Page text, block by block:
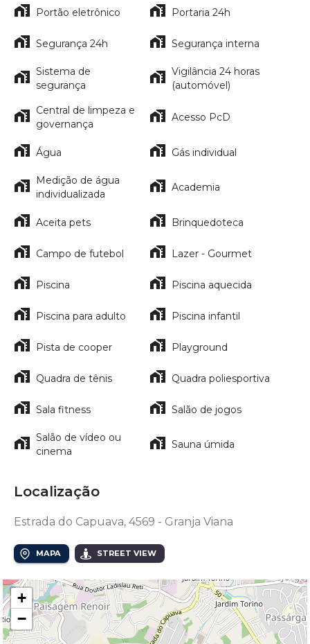
Portão eletrônico Portaria 24h
Segurança 24h Segurança interna
Sistema de
segurança
Vigilância 24 horas
(automóvel)
Central de limpeza e
governança
Acesso PcD
Água Gás individual
Medição de água
individualizada
Academia
Aceita pets Brinquedoteca
Campo de futebol Lazer - Gourmet
Piscina Piscina aquecida
Piscina para adulto Piscina infantil
Pista de cooper Playground
Quadra de tênis Quadra poliesportiva
Sala fitness Salão de jogos
Salão de vídeo ou
cinema
Sauna úmida
Localização
Estrada do Capuava, 4569 - Granja Viana
MAPA STREET VIEW
+
−